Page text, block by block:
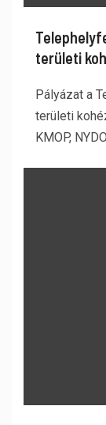
területi
Pályázat a
területi
KMOP,